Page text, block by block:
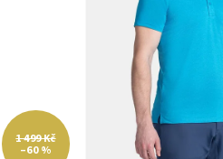
1 499 Kč
–60 %